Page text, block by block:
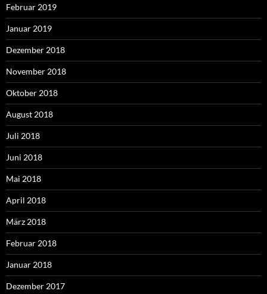
Februar 2019
Januar 2019
Dezember 2018
November 2018
Oktober 2018
August 2018
Juli 2018
Juni 2018
Mai 2018
April 2018
März 2018
Februar 2018
Januar 2018
Dezember 2017